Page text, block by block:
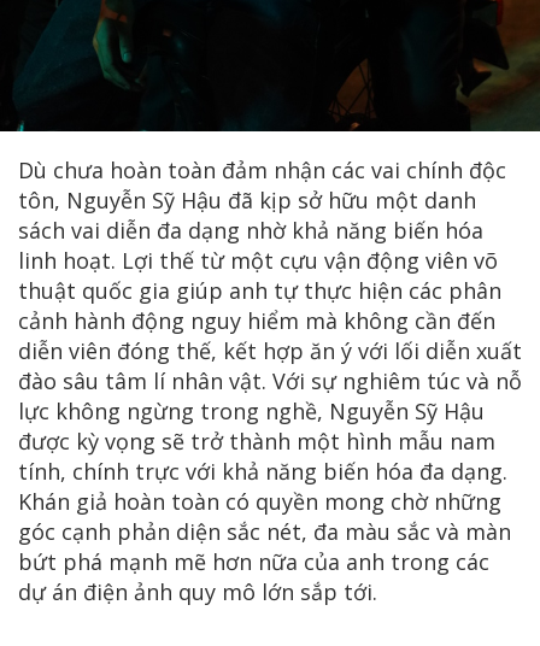
Dù chưa hoàn toàn đảm nhận các vai chính độc
tôn, Nguyễn Sỹ Hậu đã kịp sở hữu một danh
sách vai diễn đa dạng nhờ khả năng biến hóa
linh hoạt. Lợi thế từ một cựu vận động viên võ
thuật quốc gia giúp anh tự thực hiện các phân
cảnh hành động nguy hiểm mà không cần đến
diễn viên đóng thế, kết hợp ăn ý với lối diễn xuất
đào sâu tâm lí nhân vật. Với sự nghiêm túc và nỗ
lực không ngừng trong nghề, Nguyễn Sỹ Hậu
được kỳ vọng sẽ trở thành một hình mẫu nam
tính, chính trực với khả năng biến hóa đa dạng.
Khán giả hoàn toàn có quyền mong chờ những
góc cạnh phản diện sắc nét, đa màu sắc và màn
bứt phá mạnh mẽ hơn nữa của anh trong các
dự án điện ảnh quy mô lớn sắp tới.